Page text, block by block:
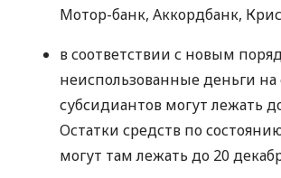
Мотор-банк, Аккордбанк,
в соответствии с новым
неиспользованные деньги на
субсидиантов могут лежать
Остатки средств по
могут там лежать до 20